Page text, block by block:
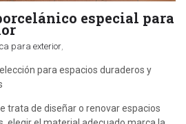
especial para
para exterior,
elección para espacios duraderos y
trata de diseñar o renovar espacios